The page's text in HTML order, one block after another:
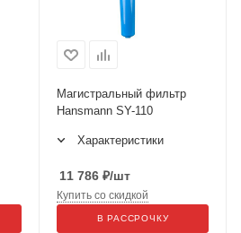
Магистральный фильтр
Hansmann SY-110
Характеристики
11 786 ₽/шт
Купить со скидкой
В РАССРОЧКУ